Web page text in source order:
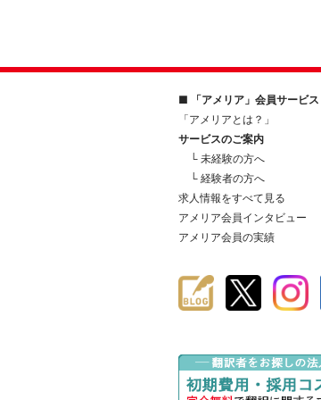
■ 「アメリア」会員サービス
「アメリアとは？」
サービスのご案内
└ 未経験の方へ
└ 経験者の方へ
求人情報をすべて見る
アメリア会員インタビュー
アメリア会員の実績